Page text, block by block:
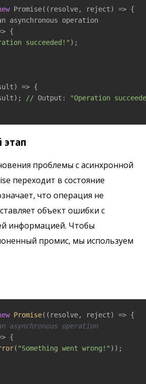
Promise( (resolve, reject) => {
asynchronous operation
{
succeeded!" );
=> {
// Output:
"Operation
проблемы с асинхронной
переходит в состояние
что операция не
объект ошибки с
информацией. Чтобы
промис, мы используем
Promise( ( resolve, reject) => {
asynchronous operation
{
( "Something went wrong!" ));